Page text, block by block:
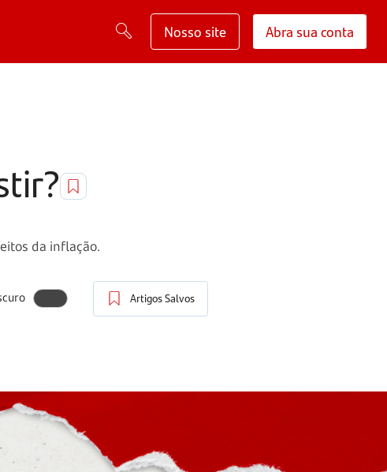
Nosso site Abra sua conta
da inflação.
Artigos Salvos